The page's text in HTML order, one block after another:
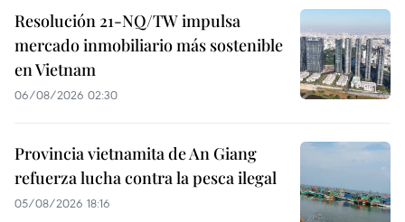
Resolución 21-NQ/TW impulsa
mercado inmobiliario más sostenible
en Vietnam
06/08/2026 02:30
Provincia vietnamita de An Giang
refuerza lucha contra la pesca ilegal
05/08/2026 18:16